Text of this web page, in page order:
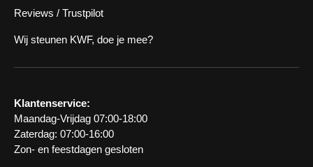
Reviews / Trustpilot
Wij steunen KWF, doe je mee?
Klantenservice:
Maandag-Vrijdag 07:00-18:00
Zaterdag: 07:00-16:00
Zon- en feestdagen gesloten